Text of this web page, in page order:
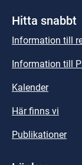
Hitta snabbt
Information till
Information till
Kalender
Här finns vi
Publikationer